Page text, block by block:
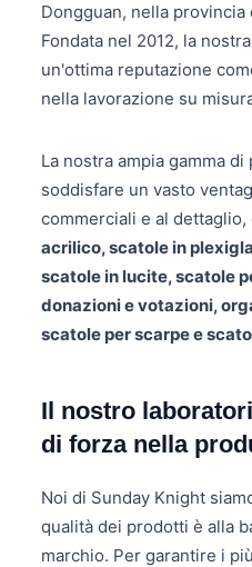
Dongguan, nella provincia
Fondata nel 2012, la
un'ottima reputazione
nella lavorazione su
La nostra ampia gamma
soddisfare un vasto
commerciali e al
acrilico, scatole in
scatole in lucite, scatole
donazioni e votazioni,
scatole per scarpe e
Il nostro
di forza nella
Noi di Sunday Knight
qualità dei prodotti è alla
marchio. Per garantire i